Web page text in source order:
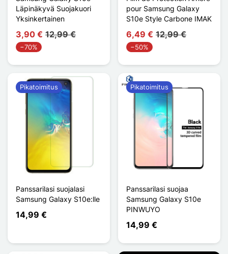
Läpinäkyvä Suojakuori
Yksinkertainen
3,90 € 12,99 €
−70%
pour Samsung Galaxy
S10e Style Carbone IMAK
6,49 € 12,99 €
−50%
Panssarilasi suojalasi
Samsung Galaxy S10e:lle
14,99 €
Pikatoimitus
Panssarilasi suojaa
Samsung Galaxy S10e
PINWUYO
14,99 €
Pikatoimitus